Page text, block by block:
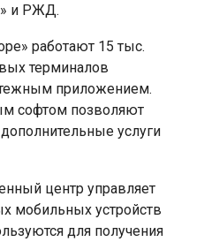
и РЖД.
работают 15 тыс.
терминалов
приложением.
софтом позволяют
услуги
центр управляет
мобильных устройств
для получения